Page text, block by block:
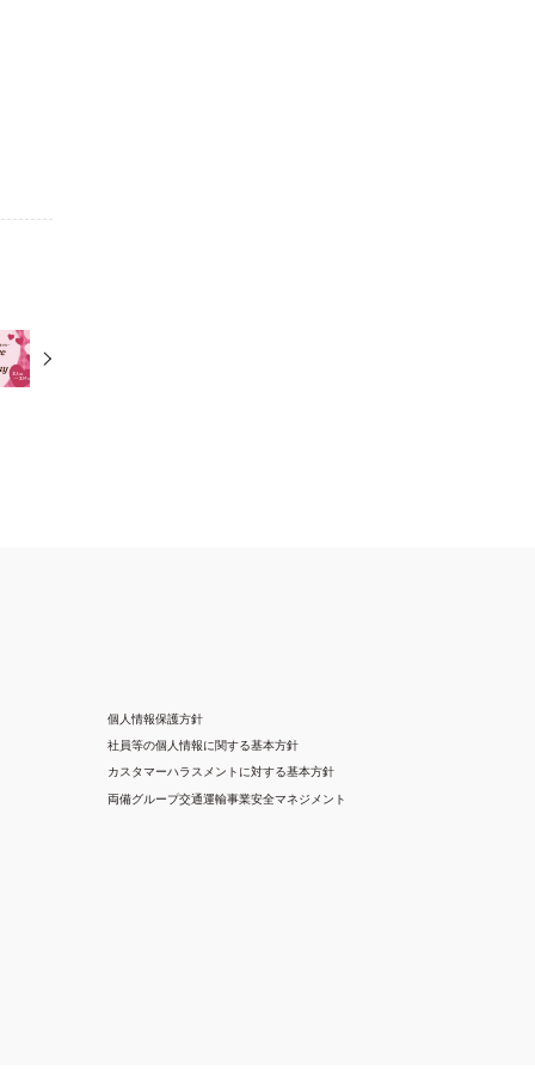
個人情報保護方針
社員等の個人情報に関する基本方針
カスタマーハラスメントに対する基本方針
両備グループ交通運輸事業安全マネジメント